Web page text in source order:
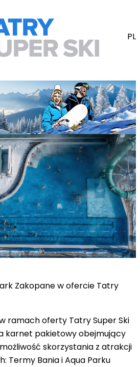
PL
Zakopane w ofercie Tatry
ramach oferty Tatry Super Ski
karnet pakietowy obejmujący
skorzystania z atrakcji
Termy Bania i Aqua Parku